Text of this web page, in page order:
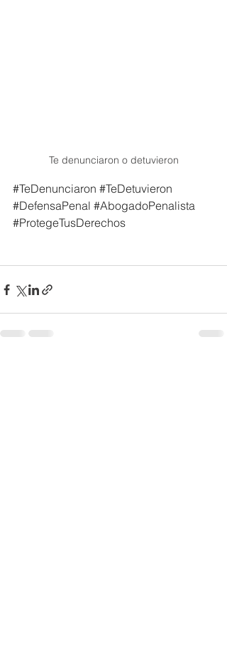
Te denunciaron o detuvieron
#TeDenunciaron #TeDetuvieron
#DefensaPenal #AbogadoPenalista
#ProtegeTusDerechos